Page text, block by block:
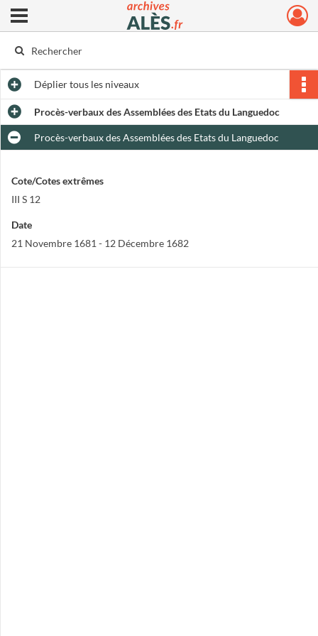
Archives municipales d'Alès
Ouvrir le menu déroulant
Dépliertous les niveaux
Procès-verbaux des Assemblées des Etats du Languedoc
Procès-verbaux des Assemblées des Etats du Languedoc
Cote/Cotes extrêmes
III S 12
Date
21 Novembre 1681 - 12 Décembre 1682